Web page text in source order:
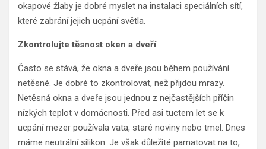
okapové žlaby je dobré myslet na instalaci speciálních sítí,
které zabrání jejich ucpání světla.
Zkontrolujte těsnost oken a dveří
Často se stává, že okna a dveře jsou během používání
netěsné. Je dobré to zkontrolovat, než přijdou mrazy.
Netěsná okna a dveře jsou jednou z nejčastějších příčin
nízkých teplot v domácnosti. Před asi tuctem let se k
ucpání mezer používala vata, staré noviny nebo tmel. Dnes
máme neutrální silikon. Je však důležité pamatovat na to,